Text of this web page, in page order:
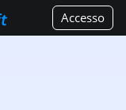
Accesso